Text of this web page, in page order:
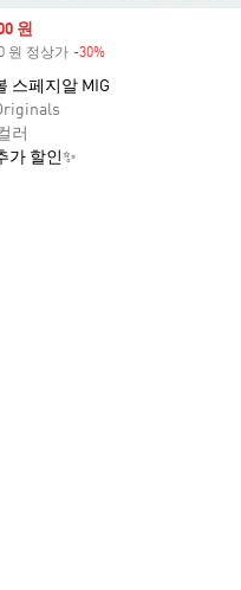
원
원 정상가 -30%
스페지알 MIG
러
가 할인✨